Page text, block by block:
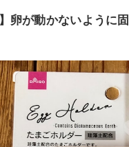
】卵が動かないよう